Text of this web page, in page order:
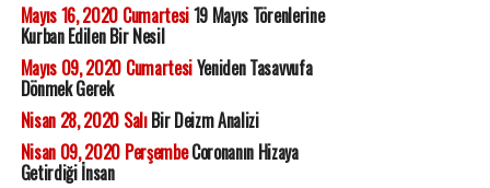
Mayıs 16, 2020 Cumartesi19 Mayıs Törenlerine
Kurban Edilen Bir Nesil
Mayıs 09, 2020 CumartesiYeniden Tasavvufa
Dönmek Gerek
Nisan 28, 2020 SalıBir Deizm Analizi
Nisan 09, 2020 PerşembeCoronanın Hizaya
Getirdiği İnsan